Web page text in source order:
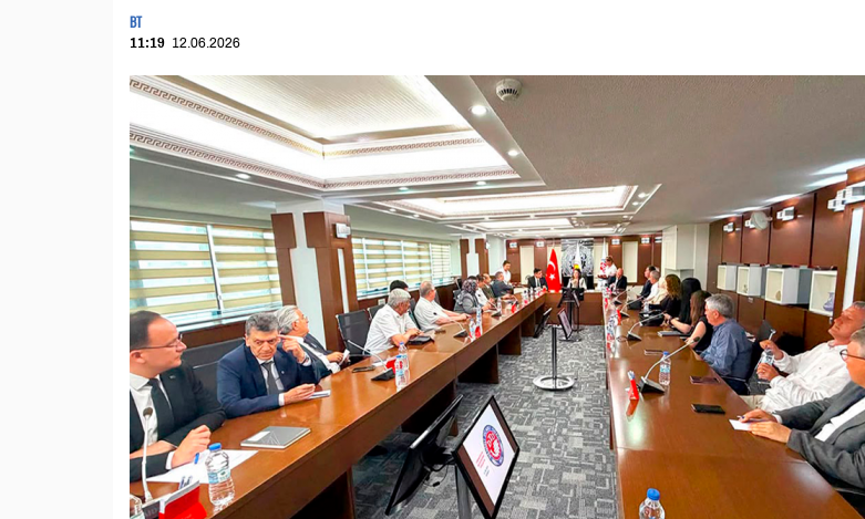
BT
11:19 12.06.2026